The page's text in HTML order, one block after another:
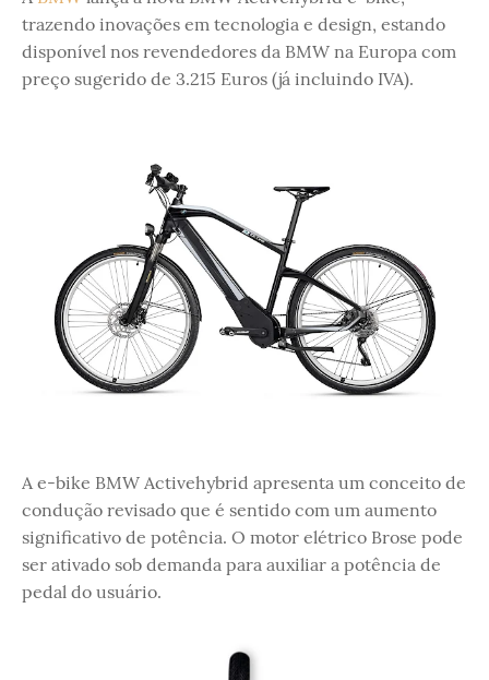
trazendo inovações em tecnologia e design, estando
disponível nos revendedores da BMW na Europa com
preço sugerido de 3.215 Euros (já incluindo IVA).
A e-bike BMW Activehybrid apresenta um conceito de
condução revisado que é sentido com um aumento
significativo de potência. O motor elétrico Brose pode
ser ativado sob demanda para auxiliar a potência de
pedal do usuário.